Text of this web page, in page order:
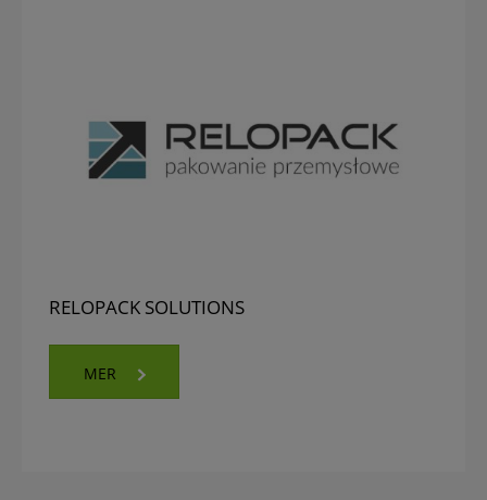
RELOPACK SOLUTIONS
MER